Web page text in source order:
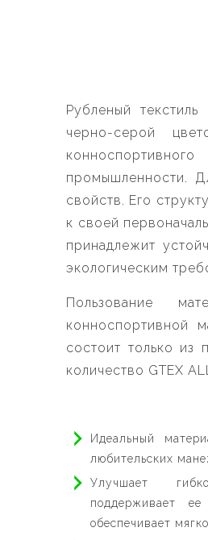
Рубленый
черно-серой
промышленности.
свойств. Его
к своей
принадлежит
экологическим
Пользование
конноспортивной
состоит только из
количество GTEX
Идеальный
любительских
Улучшает
поддерживает
обеспечивает